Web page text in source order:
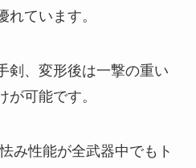
れています。
剣、変形後は一撃の重い
が可能です。
み性能が全武器中でもト